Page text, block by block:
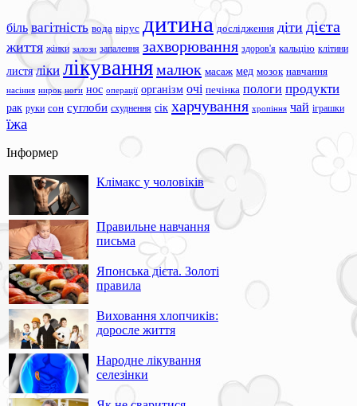
біль вагітність вода вірус дитина дослідження діти дієта
життя жінки залози запалення захворювання здоров'я кальцію клітини
листя ліки лікуваннямалюк масаж мед мозок навчання
насіння нирок ноги нос операції організм очі печінка пологи продукти
рак руки сон суглоби схуднення сік харчування хропіння чай іграшки
їжа
Інформер
Клімакс у чоловіків
Правильне навчання
письма
Японська дієта. Золоті
правила
Виховання хлопчиків:
доросле життя
Народне лікування
селезінки